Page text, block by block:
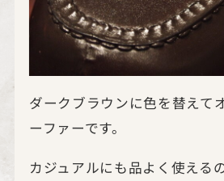
ダークブラウンに色を替えて
ーファーです。
カジュアルにも品よく使える